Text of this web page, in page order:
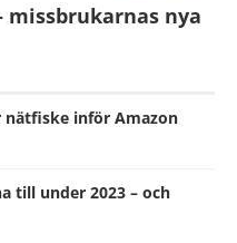
nya
nätfiske inför Amazon
till under 2023 – och